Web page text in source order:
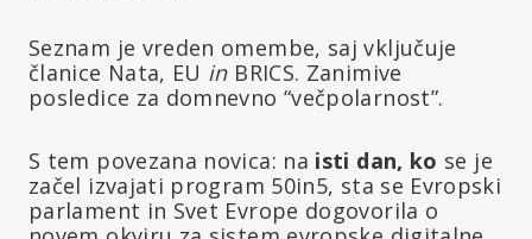
Seznam je vreden omembe, saj vključuje
članice Nata, EU inBRICS. Zanimive
posledice za domnevno “večpolarnost”.
S tem povezana novica: na isti dan, ko se je
začel izvajati program 50in5, sta se Evropski
parlament in Svet Evrope dogovorila o